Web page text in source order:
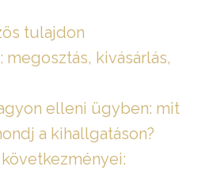
tulajdon
kivásárlás,
elleni ügyben: mit
a kihallgatáson?